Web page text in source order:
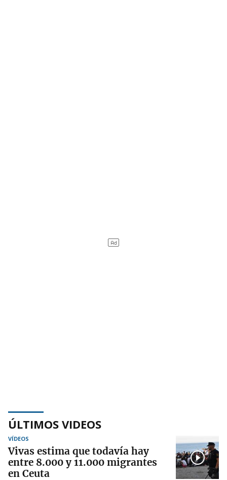
ÚLTIMOS VIDEOS
VÍDEOS
Vivas estima que todavía hay
entre 8.000 y 11.000 migrantes
en Ceuta